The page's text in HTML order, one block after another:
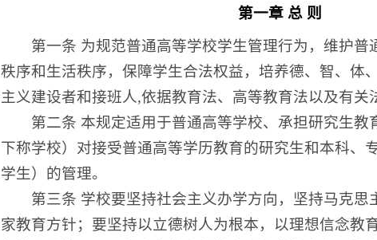
第一章 总 则
第一条 为规范普通高等学校学生管理行为，维护普
秩序和生活秩序，保障学生合法权益，培养德、智、体
主义建设者和接班人,依据教育法、高等教育法以及有关
第二条 本规定适用于普通高等学校、承担研究生教
下称学校）对接受普通高等学历教育的研究生和本科、
学生）的管理。
第三条 学校要坚持社会主义办学方向，坚持马克思
家教育方针；要坚持以立德树人为根本，以理想信念教